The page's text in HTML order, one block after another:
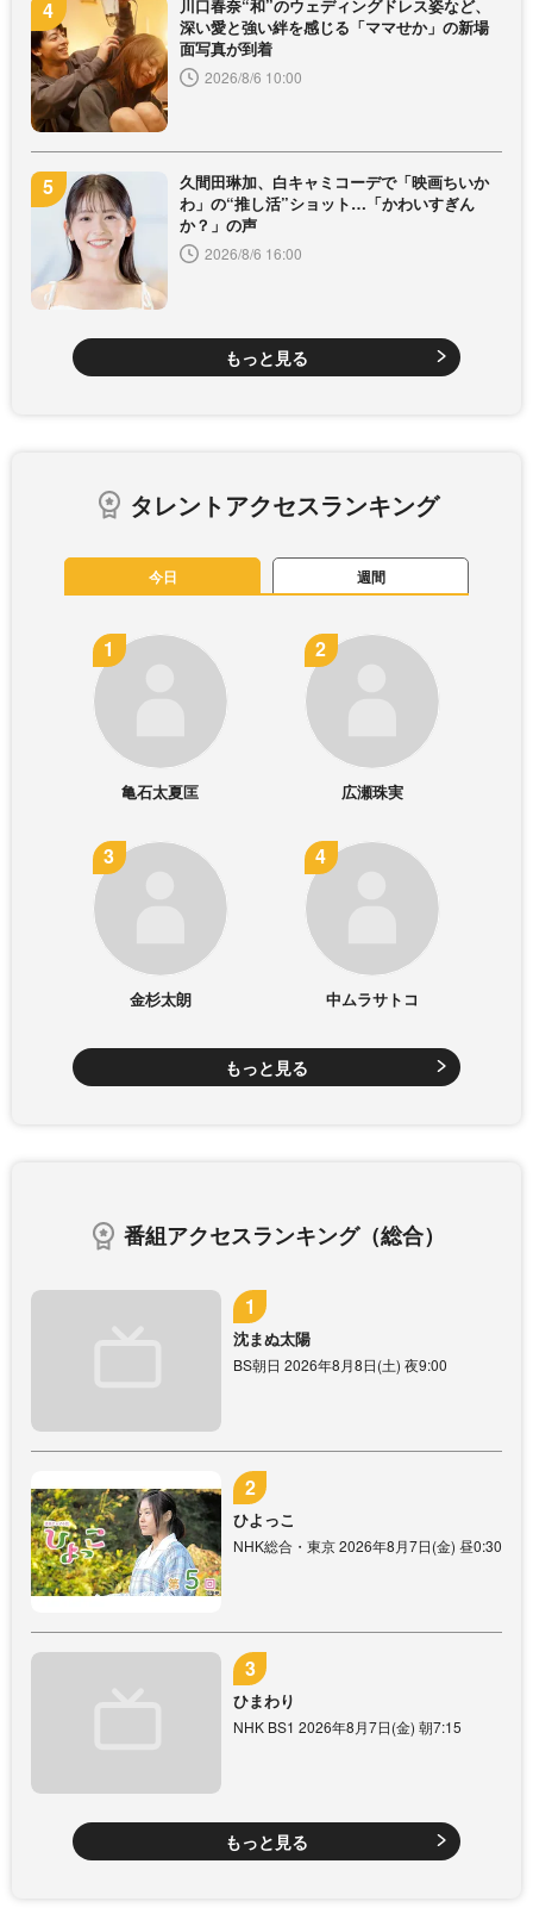
川口春奈“和”のウェディングドレス姿など、
深い愛と強い絆を感じる「ママせか」の新場
面写真が到着
2026/8/6 10:00
久間田琳加、白キャミコーデで「映画ちいか
わ」の“推し活”ショット…「かわいすぎん
か？」の声
2026/8/6 16:00
もっと見る
タレントアクセスランキング
今日 週間
亀石太夏匡 広瀬珠実
金杉太朗 中ムラサトコ
もっと見る
番組アクセスランキング（総合）
沈まぬ太陽
BS朝日 2026年8月8日(土) 夜9:00
ひよっこ
NHK総合・東京 2026年8月7日(金) 昼0:30
ひまわり
NHK BS1 2026年8月7日(金) 朝7:15
もっと見る